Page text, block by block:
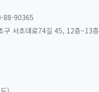
88-90365
구 서초대로74길 45, 12층~13층